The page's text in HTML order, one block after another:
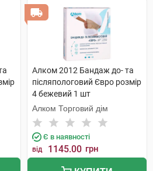
Алком 2012 Бандаж до- та
післяпологовий Євро розмір
4 бежевий 1 шт
Алком Торговий дім
Є в наявності
від 1145.00 грн